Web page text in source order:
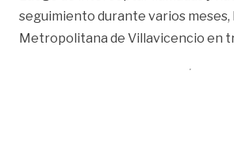
seguimiento durante varios meses,
Metropolitana de Villavicencio en